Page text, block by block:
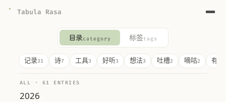
Tabula Rasa
目录category 标签tags
记录31 诗7 工具3 好听3 想法3 吐槽2 嘀咕2 有趣
ALL · 61 ENTRIES
2026